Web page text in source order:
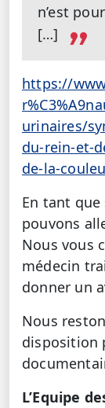
n’est
[…]
https://
urinaires/
du-rein-et-
de-la-
En tant
pouvons
Nous vous
médecin
donner un
Nous
disposition
L’Equipe